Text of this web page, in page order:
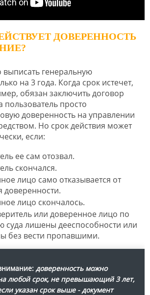
ДОВЕРЕННОСТЬ
генеральную
на 3 года. Когда срок истечет,
обязан заключить договор
пользователь просто
доверенность на управлении
Но срок действия может
если:
ее сам отозвал.
скончался.
лицо само отказывается от
доверенности.
лицо скончалось.
или доверенное лицо по
суда лишены дееспособности или
без вести пропавшими.
доверенность можно
любой срок, не превышающий 3 лет,
указан срок выше - документ